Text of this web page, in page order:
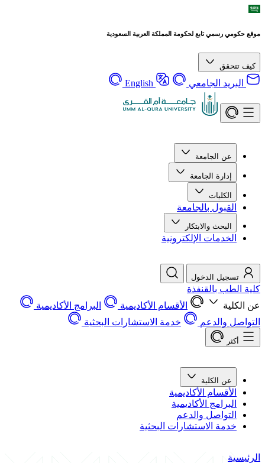
موقع حكومي رسمي تابع لحكومة المملكة العربية السعودية
كيف تتحقق
البريد الجامعي English
عن الجامعة
إدارة الجامعة
الكليات
القبول بالجامعة
البحث والابتكار
الخدمات الإلكترونية
تسجيل الدخول
كلية الطب بالقنفذة
عن الكلية
الأقسام الأكاديمية
البرامج الأكاديمية
التواصل والدعم
خدمة الاستشارات البحثية
أكثر
عن الكلية
الأقسام الأكاديمية
البرامج الأكاديمية
التواصل والدعم
خدمة الاستشارات البحثية
الرئيسية